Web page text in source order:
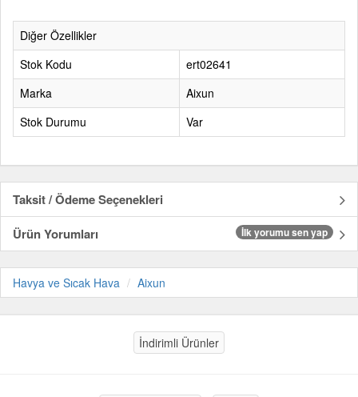
Diğer Özellikler
Stok Kodu
ert02641
Marka
Aixun
Stok Durumu
Var
Taksit / Ödeme Seçenekleri
Ürün Yorumları
İlk yorumu sen yap
Havya ve Sıcak Hava Aixun
İndirimli Ürünler